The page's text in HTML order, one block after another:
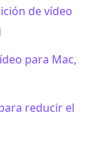
de vídeo
para Mac,
reducir el